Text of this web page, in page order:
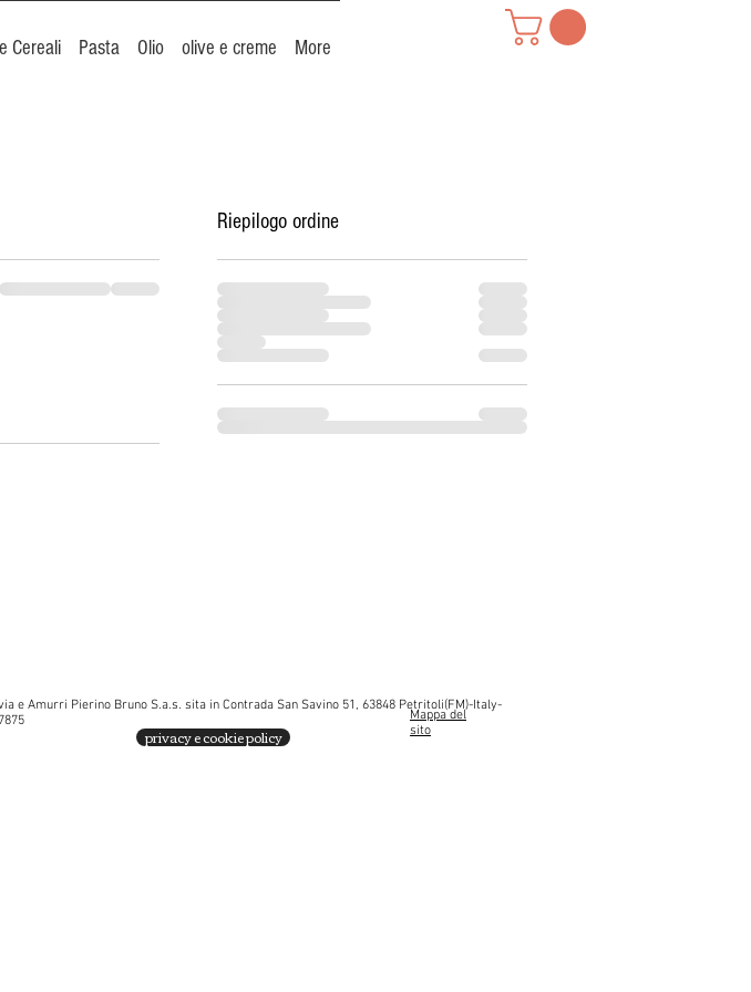
Cereali Pasta Olio olive e creme More
Riepilogo ordine
e Amurri Pierino Bruno S.a.s. sita in Contrada San Savino 51, 63848 Petritoli(FM)-Italy-
IBAN: IT39D0847469630000000087875
Mappa del
sito
privacy e cookie policy